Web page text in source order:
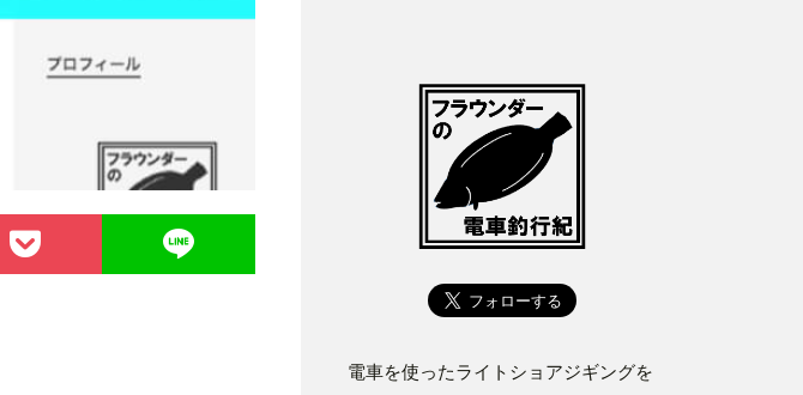
電車を使ったライトショアジギングを